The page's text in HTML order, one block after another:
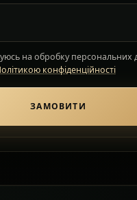
на обробку персональних
конфіденційності
ЗАМОВИТИ